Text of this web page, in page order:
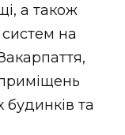
а також
на
будинків та